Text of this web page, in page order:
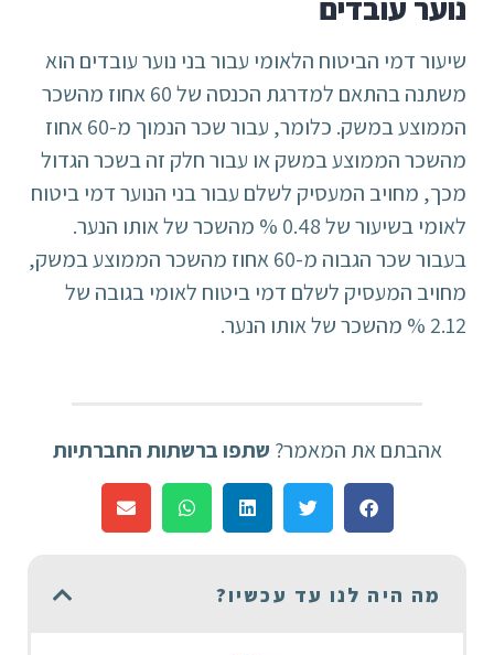
נוער עובדים
שיעור דמי הביטוח הלאומי עבור בני נוער עובדים הוא
משתנה בהתאם למדרגת הכנסה של 60 אחוז מהשכר
הממוצע במשק. כלומר, עבור שכר הנמוך מ-60 אחוז
מהשכר הממוצע במשק או עבור חלק זה בשכר הגדול
מכך, מחויב המעסיק לשלם עבור בני הנוער דמי ביטוח
לאומי בשיעור של 0.48 % מהשכר של אותו הנער.
בעבור שכר הגבוה מ-60 אחוז מהשכר הממוצע במשק,
מחויב המעסיק לשלם דמי ביטוח לאומי בגובה של
2.12 % מהשכר של אותו הנער.
אהבתם את המאמר? שתפו ברשתות החברתיות
מה היה לנו עד עכשיו?